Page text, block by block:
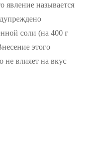
явление называется
соли (на 400 г
этого
не влияет на вкус